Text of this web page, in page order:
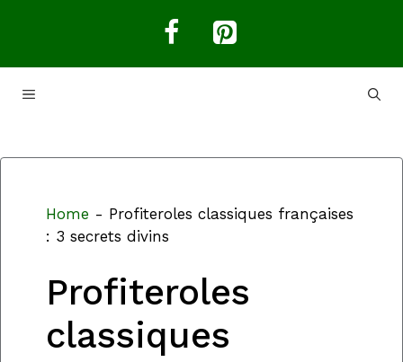
MENU
Home - Profiteroles classiques françaises
: 3 secrets divins
Profiteroles
classiques